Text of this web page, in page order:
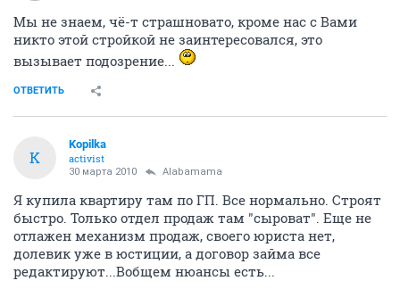
Мы не знаем, чё-т страшновато, кроме нас с Вами
никто этой стройкой не заинтересовался, это
вызывает подозрение...
ОТВЕТИТЬ
K
Kopilka
activist
30 марта 2010 Alabamama
Я купила квартиру там по ГП. Все нормально. Строят
быстро. Только отдел продаж там "сыроват". Еще не
отлажен механизм продаж, своего юриста нет,
долевик уже в юстиции, а договор займа все
редактируют...Вобщем нюансы есть...